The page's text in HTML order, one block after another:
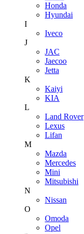
Honda
Hyundai
I
Iveco
J
JAC
Jaecoo
Jetta
K
Kaiyi
KIA
L
Land Rover
Lexus
Lifan
M
Mazda
Mercedes
Mini
Mitsubishi
N
Nissan
O
Omoda
Opel